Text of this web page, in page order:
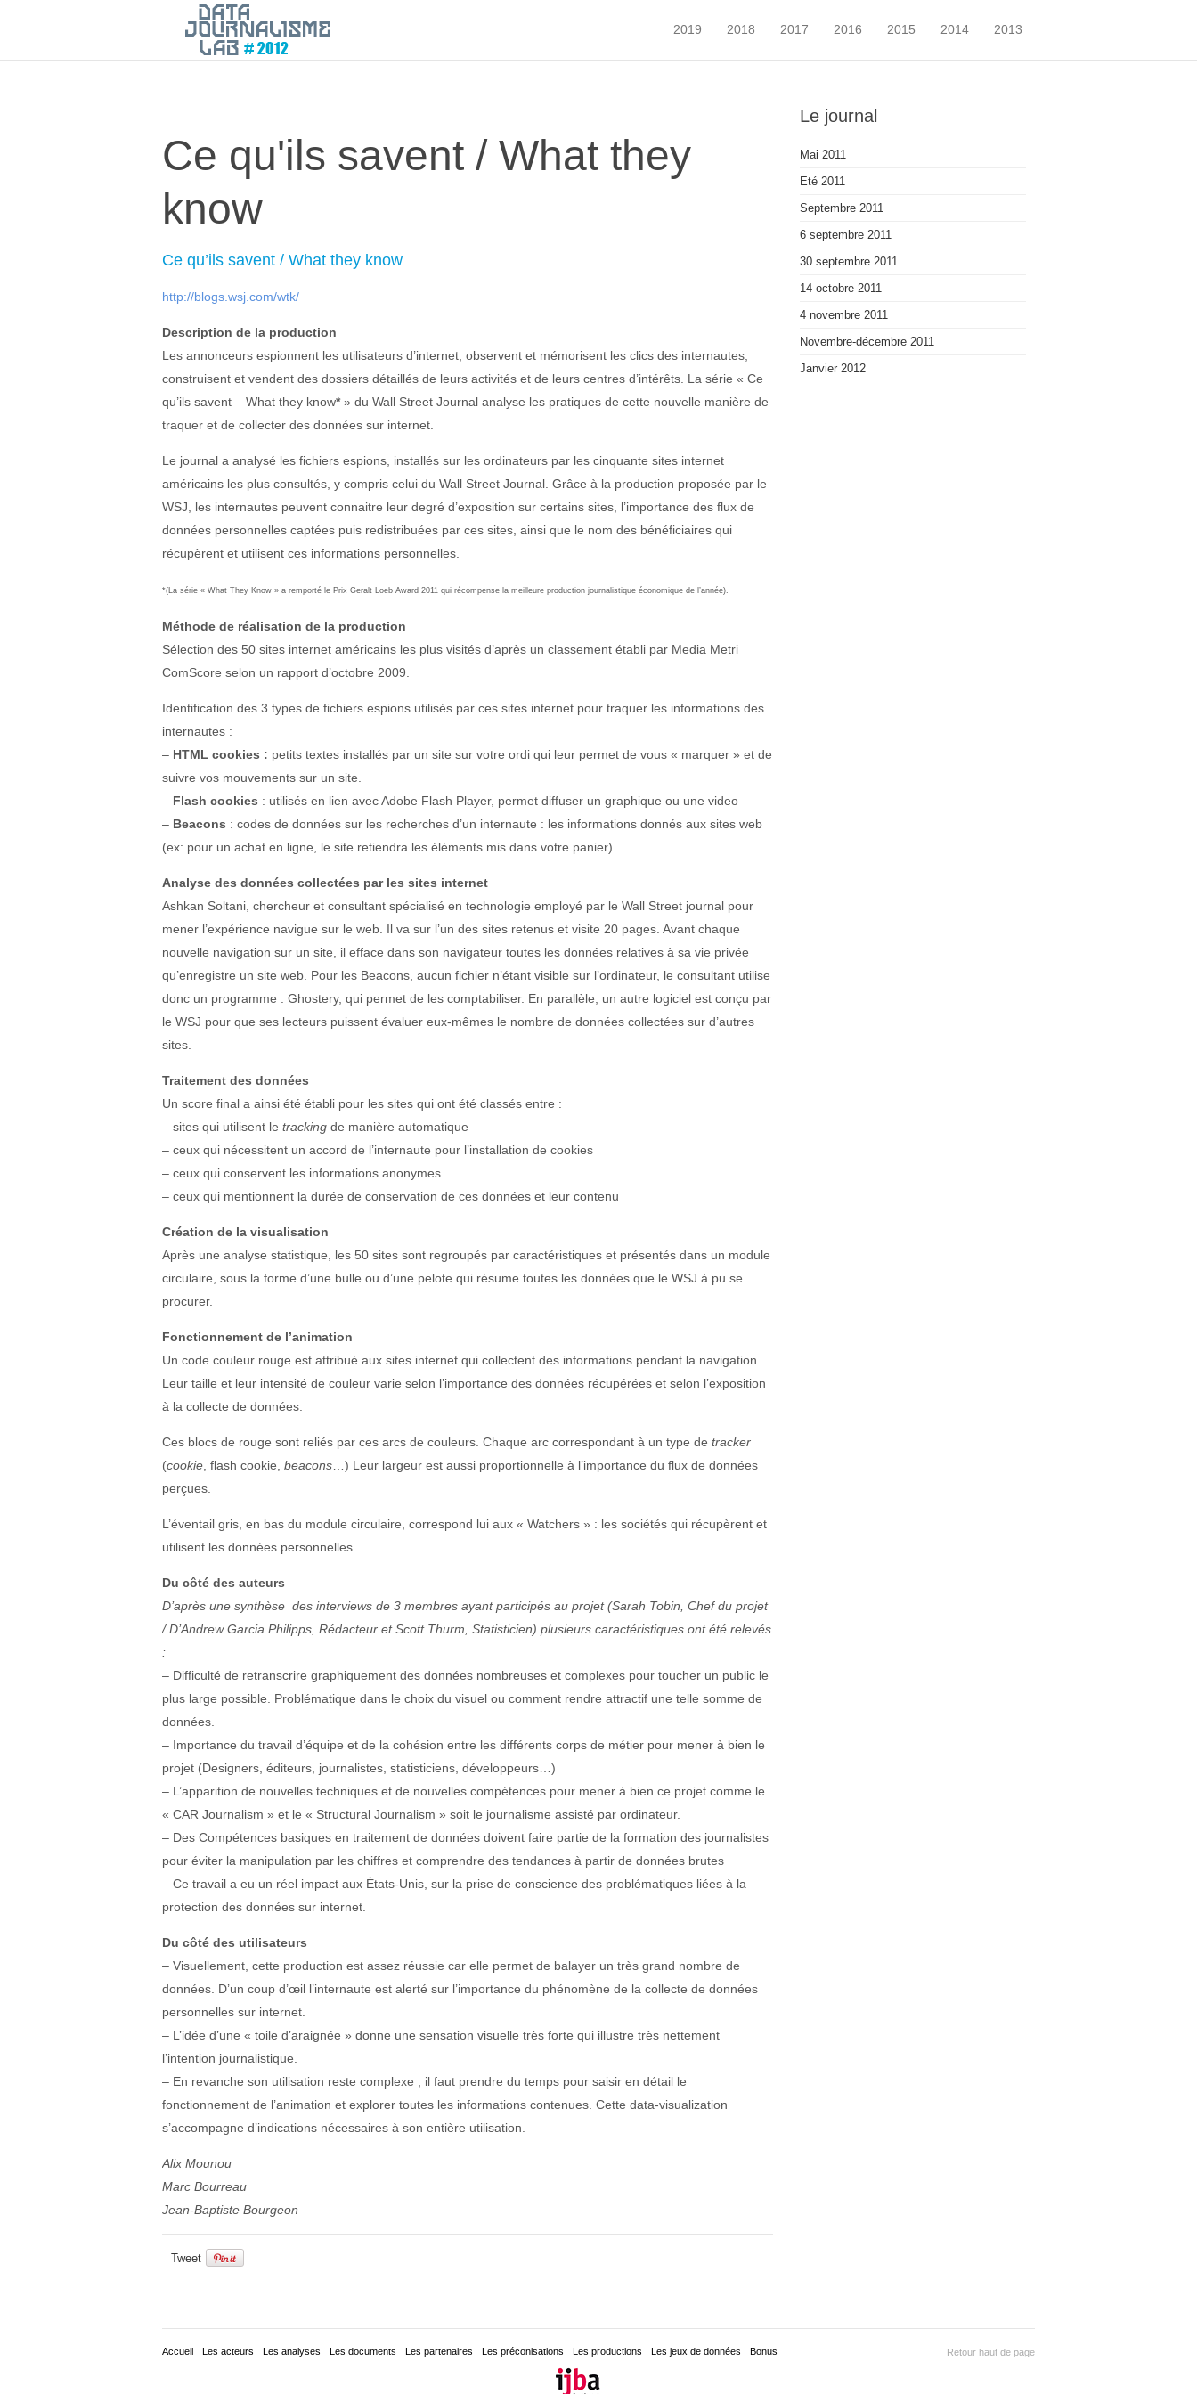
2019 2018 2017 2016 2015 2014 2013
Ce qu'ils savent / What they
know
Ce qu’ils savent / What they know
http://blogs.wsj.com/wtk/
Description de la production
Les annonceurs espionnent les utilisateurs d’internet, observent et mémorisent les clics des internautes,
construisent et vendent des dossiers détaillés de leurs activités et de leurs centres d’intérêts. La série « Ce
qu’ils savent – What they know*» du Wall Street Journal analyse les pratiques de cette nouvelle manière de
traquer et de collecter des données sur internet.
Le journal a analysé les fichiers espions, installés sur les ordinateurs par les cinquante sites internet
américains les plus consultés, y compris celui du Wall Street Journal. Grâce à la production proposée par le
WSJ, les internautes peuvent connaitre leur degré d’exposition sur certains sites, l’importance des flux de
données personnelles captées puis redistribuées par ces sites, ainsi que le nom des bénéficiaires qui
récupèrent et utilisent ces informations personnelles.
*(La série « What They Know » a remporté le Prix Geralt Loeb Award 2011 qui récompense la meilleure production journalistique économique de l’année).
Méthode de réalisation de la production
Sélection des 50 sites internet américains les plus visités d’après un classement établi par Media Metri
ComScore selon un rapport d’octobre 2009.
Identification des 3 types de fichiers espions utilisés par ces sites internet pour traquer les informations des
internautes :
– HTML cookies : petits textes installés par un site sur votre ordi qui leur permet de vous « marquer » et de
suivre vos mouvements sur un site.
– Flash cookies : utilisés en lien avec Adobe Flash Player, permet diffuser un graphique ou une video
– Beacons : codes de données sur les recherches d’un internaute : les informations donnés aux sites web
(ex: pour un achat en ligne, le site retiendra les éléments mis dans votre panier)
Analyse des données collectées par les sites internet
Ashkan Soltani, chercheur et consultant spécialisé en technologie employé par le Wall Street journal pour
mener l’expérience navigue sur le web. Il va sur l’un des sites retenus et visite 20 pages. Avant chaque
nouvelle navigation sur un site, il efface dans son navigateur toutes les données relatives à sa vie privée
qu’enregistre un site web. Pour les Beacons, aucun fichier n’étant visible sur l’ordinateur, le consultant utilise
donc un programme : Ghostery, qui permet de les comptabiliser. En parallèle, un autre logiciel est conçu par
le WSJ pour que ses lecteurs puissent évaluer eux-mêmes le nombre de données collectées sur d’autres
sites.
Traitement des données
Un score final a ainsi été établi pour les sites qui ont été classés entre :
– sites qui utilisent le tracking de manière automatique
– ceux qui nécessitent un accord de l’internaute pour l’installation de cookies
– ceux qui conservent les informations anonymes
– ceux qui mentionnent la durée de conservation de ces données et leur contenu
Création de la visualisation
Après une analyse statistique, les 50 sites sont regroupés par caractéristiques et présentés dans un module
circulaire, sous la forme d’une bulle ou d’une pelote qui résume toutes les données que le WSJ à pu se
procurer.
Fonctionnement de l’animation
Un code couleur rouge est attribué aux sites internet qui collectent des informations pendant la navigation.
Leur taille et leur intensité de couleur varie selon l’importance des données récupérées et selon l’exposition
à la collecte de données.
Ces blocs de rouge sont reliés par ces arcs de couleurs. Chaque arc correspondant à un type de tracker
(cookie , flash cookie, beacons …) Leur largeur est aussi proportionnelle à l’importance du flux de données
perçues.
L’éventail gris, en bas du module circulaire, correspond lui aux « Watchers » : les sociétés qui récupèrent et
utilisent les données personnelles.
Du côté des auteurs
D’après une synthèse des interviews de 3 membres ayant participés au projet (Sarah Tobin, Chef du projet
/ D’Andrew Garcia Philipps, Rédacteur et Scott Thurm, Statisticien) plusieurs caractéristiques ont été relevés
:
– Difficulté de retranscrire graphiquement des données nombreuses et complexes pour toucher un public le
plus large possible. Problématique dans le choix du visuel ou comment rendre attractif une telle somme de
données.
– Importance du travail d’équipe et de la cohésion entre les différents corps de métier pour mener à bien le
projet (Designers, éditeurs, journalistes, statisticiens, développeurs…)
– L’apparition de nouvelles techniques et de nouvelles compétences pour mener à bien ce projet comme le
« CAR Journalism » et le « Structural Journalism » soit le journalisme assisté par ordinateur.
– Des Compétences basiques en traitement de données doivent faire partie de la formation des journalistes
pour éviter la manipulation par les chiffres et comprendre des tendances à partir de données brutes
– Ce travail a eu un réel impact aux États-Unis, sur la prise de conscience des problématiques liées à la
protection des données sur internet.
Du côté des utilisateurs
– Visuellement, cette production est assez réussie car elle permet de balayer un très grand nombre de
données. D’un coup d’œil l’internaute est alerté sur l’importance du phénomène de la collecte de données
personnelles sur internet.
– L’idée d’une « toile d’araignée » donne une sensation visuelle très forte qui illustre très nettement
l’intention journalistique.
– En revanche son utilisation reste complexe ; il faut prendre du temps pour saisir en détail le
fonctionnement de l’animation et explorer toutes les informations contenues. Cette data-visualization
s’accompagne d’indications nécessaires à son entière utilisation.
Alix Mounou
Marc Bourreau
Jean-Baptiste Bourgeon
Tweet
Le journal
Mai 2011
Eté 2011
Septembre 2011
6 septembre 2011
30 septembre 2011
14 octobre 2011
4 novembre 2011
Novembre-décembre 2011
Janvier 2012
Accueil Les acteurs Les analyses Les documents Les partenaires Les préconisations Les productions Les jeux de données Bonus Retour haut de page